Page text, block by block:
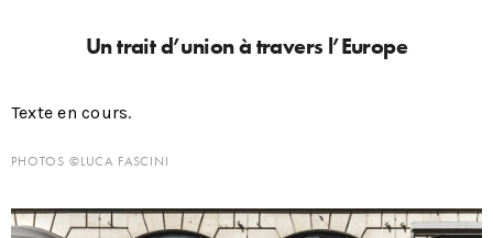
Un trait d’union à travers l’Europe
Texte en cours.
PHOTOS ©LUCA FASCINI